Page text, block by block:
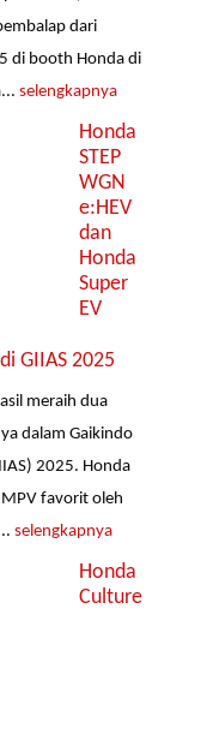
dari
di booth Honda di
selengkapnya
Honda
STEP
WGN
e:HEV
dan
Honda
Super
EV
GIIAS 2025
meraih dua
dalam Gaikindo
2025. Honda
MPV favorit oleh
selengkapnya
Honda
Culture